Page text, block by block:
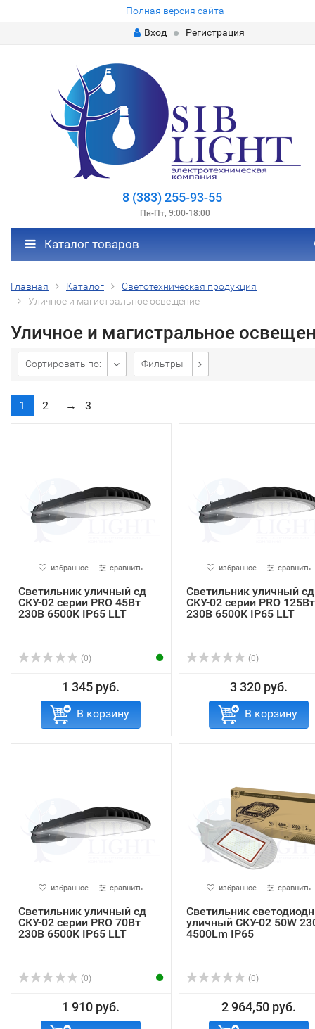
Полная версия сайта
Вход
Регистрация
8 (383) 255-93-55
Пн-Пт, 9:00-18:00
Каталог товаров
Главная Каталог
Светотехническая продукция
Уличное и магистральное освещение
Уличное и магистральное
Сортировать по: Фильтры
1 2 → 3
избранное сравнить
Светильник уличный сд
СКУ-02 серии PRO 45Вт
230В 6500К IP65 LLT
(0)
1 345 руб.
В корзину
избранное сравнить
Светильник уличный сд
СКУ-02 серии PRO 125Вт
230В 6500К IP65 LLT
(0)
3 320 руб.
В корзину
избранное сравнить
Светильник уличный сд
СКУ-02 серии PRO 70Вт
230В 6500К IP65 LLT
(0)
1 910 руб.
избранное сравнить
Светильник
уличный СКУ-02 50W
4500Lm IP65
(0)
2 964,50 руб.